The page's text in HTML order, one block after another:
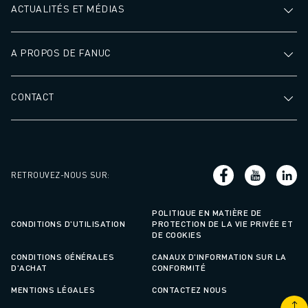
ACTUALITÉS ET MÉDIAS
A PROPOS DE FANUC
CONTACT
RETROUVEZ-NOUS SUR:
CONDITIONS D'UTILISATION
POLITIQUE EN MATIÈRE DE
PROTECTION DE LA VIE PRIVÉE ET
DE COOKIES
CONDITIONS GÉNÉRALES
D'ACHAT
CANAUX D'INFORMATION SUR LA
CONFORMITÉ
MENTIONS LÉGALES CONTACTEZ NOUS